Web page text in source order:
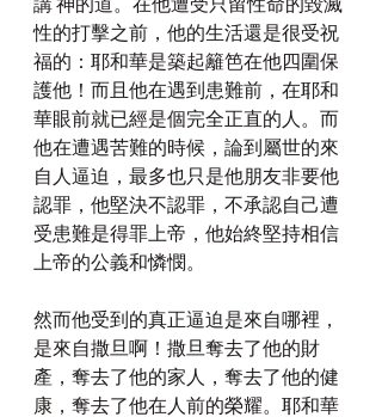
講 神的道。在他遭受只留性命的毀滅
性的打擊之前，他的生活還是很受祝
福的：耶和華是築起籬笆在他四圍保
護他！而且他在遇到患難前，在耶和
華眼前就已經是個完全正直的人。而
他在遭遇苦難的時候，論到屬世的來
自人逼迫，最多也只是他朋友非要他
認罪，他堅決不認罪，不承認自己遭
受患難是得罪上帝，他始終堅持相信
上帝的公義和憐憫。
然而他受到的真正逼迫是來自哪裡，
是來自撒旦啊！撒旦奪去了他的財
產，奪去了他的家人，奪去了他的健
康，奪去了他在人前的榮耀。耶和華